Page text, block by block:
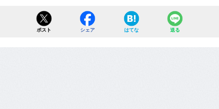
ポスト シェア はてな 送る